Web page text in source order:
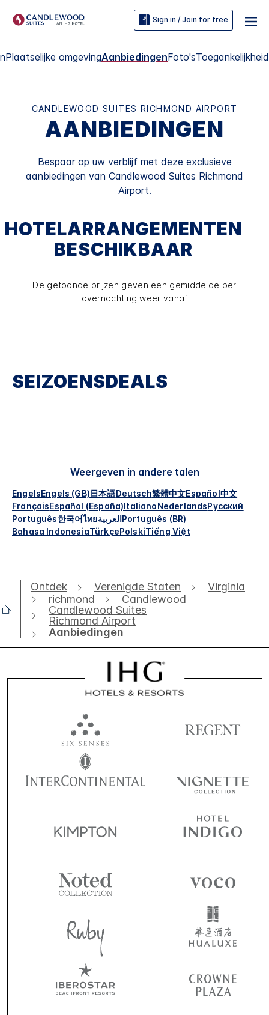
Sign in / Join for free
Plaatselijke omgevingAanbiedingenFoto'sToegankelijkheid
CANDLEWOOD SUITES RICHMOND AIRPORT
AANBIEDINGEN
Bespaar op uw verblijf met deze exclusieve
aanbiedingen van Candlewood Suites Richmond
Airport.
HOTELARRANGEMENTEN
BESCHIKBAAR
De getoonde prijzen geven een gemiddelde per
overnachting weer vanaf
SEIZOENSDEALS
Weergeven in andere talen
EngelsEngels (GB)日本語Deutsch繁體中文Español中文
FrançaisEspañol (España)ItalianoNederlandsРусский
Português한국어ไทยالعربيةPortuguês (BR)
Bahasa IndonesiaTürkçePolskiTiếng Việt
Ontdek Verenigde Staten
Virginia
richmond
Candlewood
Candlewood Suites
Richmond Airport
Aanbiedingen